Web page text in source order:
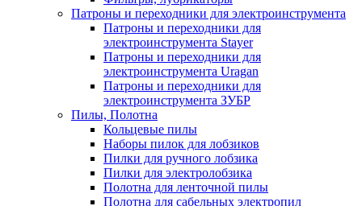
Патроны и переходники для электроинструмента
Патроны и переходники для
электроинструмента Stayer
Патроны и переходники для
электроинструмента Uragan
Патроны и переходники для
электроинструмента ЗУБР
Пилы, Полотна
Кольцевые пилы
Наборы пилок для лобзиков
Пилки для ручного лобзика
Пилки для электролобзика
Полотна для ленточной пилы
Полотна для сабельных электропил